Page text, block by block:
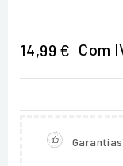
14,99 € Com
Garantias